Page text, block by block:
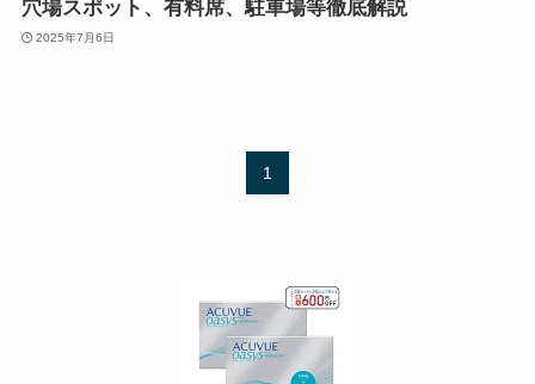
穴場スポット、有料席、駐車場等徹底解説
2025年7月6日
1